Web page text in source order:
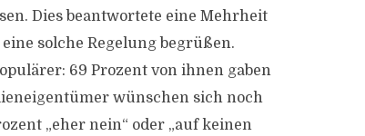
Dies beantwortete eine Mehrheit
solche Regelung begrüßen.
69 Prozent von ihnen gaben
wünschen sich noch
„eher nein“ oder „auf keinen